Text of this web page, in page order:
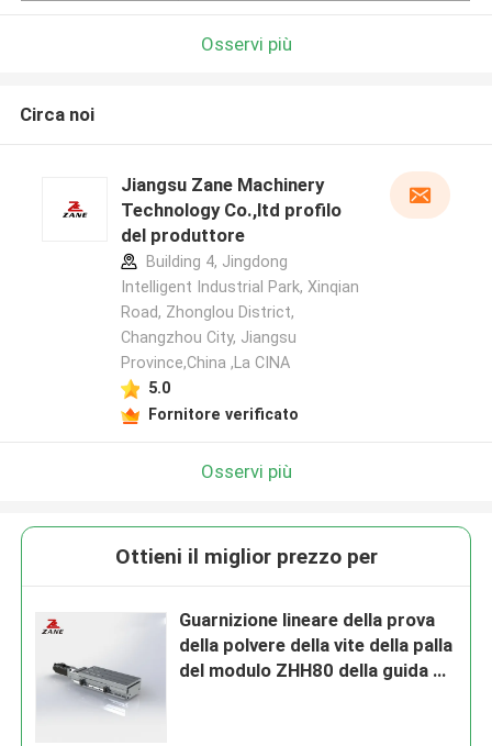
Osservi più
Circa noi
Jiangsu Zane Machinery
Technology Co.,ltd profilo
del produttore
Building 4, Jingdong
Intelligent Industrial Park, Xinqian
Road, Zhonglou District,
Changzhou City, Jiangsu
Province,China ,La CINA
5.0
Fornitore verificato
Osservi più
Ottieni il miglior prezzo per
Guarnizione lineare della prova
della polvere della vite della palla
del modulo ZHH80 della guida di